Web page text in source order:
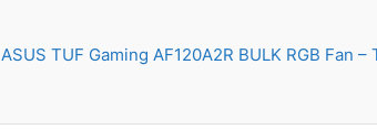
ASUS TUF Gaming AF120A2R BULK RGB Fan –